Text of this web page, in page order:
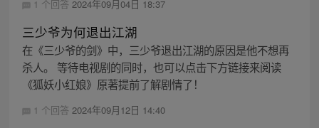
1 个回答 2024年09月04日 18:37
三少爷为何退出江湖
在《三少爷的剑》中，三少爷退出江湖的原因是他不想再
杀人。 等待电视剧的同时，也可以点击下方链接来阅读
《狐妖小红娘》原著提前了解剧情了！
1 个回答 2024年09月12日 14:40